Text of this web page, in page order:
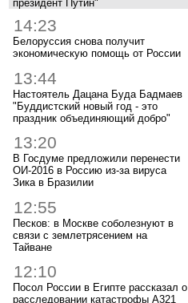
президент Путин"
14:23
Белоруссия снова получит
экономическую помощь от России
13:44
Настоятель Дацана Буда Бадмаев
"Буддистский новый год - это
праздник объединяющий добро"
13:20
В Госдуме предложили перенести
ОИ-2016 в Россию из-за вируса
Зика в Бразилии
12:55
Песков: в Москве соболезнуют в
связи с землетрясением на
Тайване
12:10
Посол России в Египте рассказал о
расследовании катастрофы A321